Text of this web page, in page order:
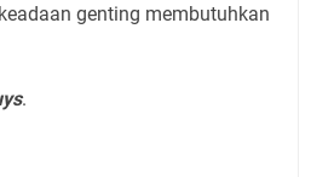
genting membutuhkan
.